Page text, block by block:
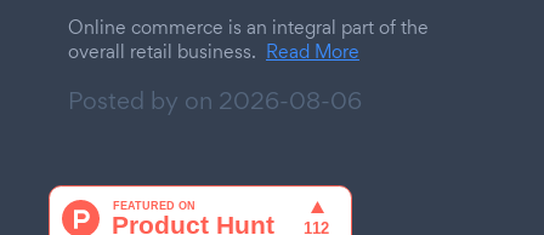
Online commerce is an integral part of the
overall retail business. Read More
Posted by on 2026-08-06